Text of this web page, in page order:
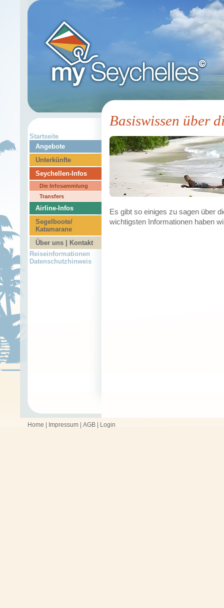
Startseite
Angebote
Unterkünfte
Seychellen-Infos
Die Infosammlung
Transfers
Airline-Infos
Segelboote/
Katamarane
Über uns | Kontakt
Reiseinformationen
Datenschutzhinweis
Basiswissen über
Es gibt so einiges zu sagen über
wichtigsten Informationen haben
Home Impressum AGB Login